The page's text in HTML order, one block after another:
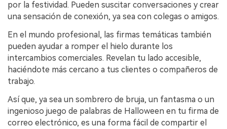
por la festividad. Pueden suscitar conversaciones y crear
una sensación de conexión, ya sea con colegas o amigos.
En el mundo profesional, las firmas temáticas también
pueden ayudar a romper el hielo durante los
intercambios comerciales. Revelan tu lado accesible,
haciéndote más cercano a tus clientes o compañeros de
trabajo.
Así que, ya sea un sombrero de bruja, un fantasma o un
ingenioso juego de palabras de Halloween en tu firma de
correo electrónico, es una forma fácil de compartir el